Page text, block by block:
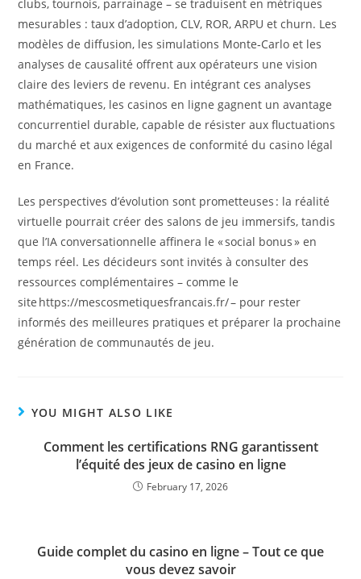
clubs, tournois, parrainage – se traduisent en métriques
mesurables : taux d’adoption, CLV, ROR, ARPU et churn. Les
modèles de diffusion, les simulations Monte‑Carlo et les
analyses de causalité offrent aux opérateurs une vision
claire des leviers de revenu. En intégrant ces analyses
mathématiques, les casinos en ligne gagnent un avantage
concurrentiel durable, capable de résister aux fluctuations
du marché et aux exigences de conformité du casino légal
en France.
Les perspectives d’évolution sont prometteuses : la réalité
virtuelle pourrait créer des salons de jeu immersifs, tandis
que l’IA conversationnelle affinera le « social bonus » en
temps réel. Les décideurs sont invités à consulter des
ressources complémentaires – comme le
site https://mescosmetiquesfrancais.fr/ – pour rester
informés des meilleures pratiques et préparer la prochaine
génération de communautés de jeu.
YOU MIGHT ALSO LIKE
Comment les certifications RNG garantissent
l’équité des jeux de casino en ligne
February 17, 2026
Guide complet du casino en ligne – Tout ce que
vous devez savoir